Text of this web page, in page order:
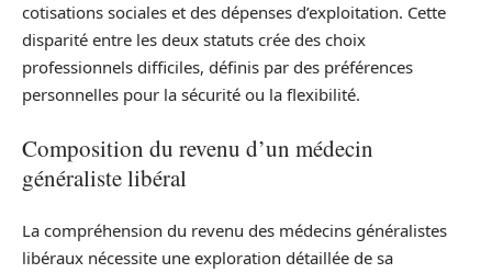
cotisations sociales et des dépenses d’exploitation. Cette
disparité entre les deux statuts crée des choix
professionnels difficiles, définis par des préférences
personnelles pour la sécurité ou la flexibilité.
Composition du revenu d’un médecin
généraliste libéral
La compréhension du revenu des médecins généralistes
libéraux nécessite une exploration détaillée de sa